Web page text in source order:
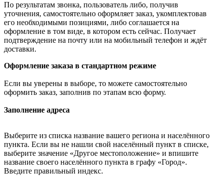
По результатам звонка, пользователь либо, получив
уточнения, самостоятельно оформляет заказ, укомплектовав
его необходимыми позициями, либо соглашается на
оформление в том виде, в котором есть сейчас. Получает
подтверждение на почту или на мобильный телефон и ждёт
доставки.
Оформление заказа в стандартном режиме
Если вы уверены в выборе, то можете самостоятельно
оформить заказ, заполнив по этапам всю форму.
Заполнение адреса
Выберите из списка название вашего региона и населённого
пункта. Если вы не нашли свой населённый пункт в списке,
выберите значение «Другое местоположение» и впишите
название своего населённого пункта в графу «Город».
Введите правильный индекс.